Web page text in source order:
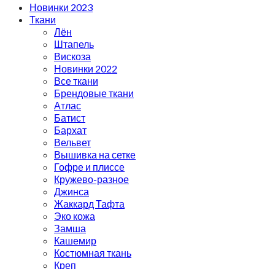
Новинки 2023
Ткани
Лён
Штапель
Вискоза
Новинки 2022
Все ткани
Брендовые ткани
Атлас
Батист
Бархат
Вельвет
Вышивка на сетке
Гофре и плиссе
Кружево-разное
Джинса
Жаккард Тафта
Эко кожа
Замша
Кашемир
Костюмная ткань
Креп